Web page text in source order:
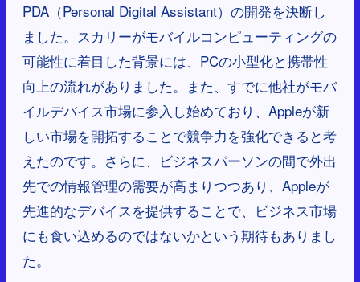
PDA（Personal Digital Assistant）の開発を決断し
ました。スカリーがモバイルコンピューティングの
可能性に着目した背景には、PCの小型化と携帯性
向上の流れがありました。また、すでに他社がモバ
イルデバイス市場に参入し始めており、Appleが新
しい市場を開拓することで競争力を強化できると考
えたのです。さらに、ビジネスパーソンの間で外出
先での情報管理の需要が高まりつつあり、Appleが
先進的なデバイスを提供することで、ビジネス市場
にも食い込めるのではないかという期待もありまし
た。